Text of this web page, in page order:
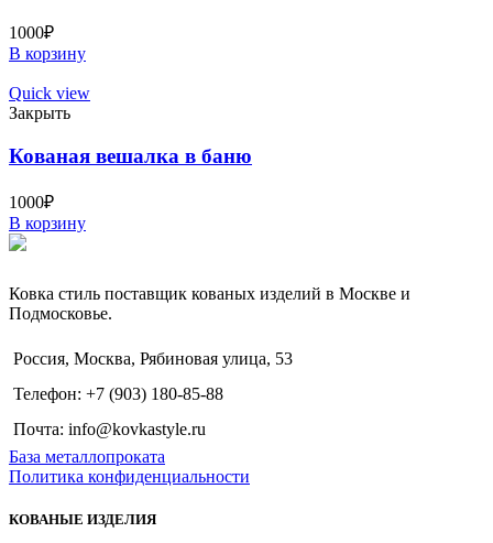
1000₽
В корзину
Quick view
Закрыть
Кованая вешалка в баню
1000₽
В корзину
Ковка стиль поставщик кованых изделий в Москве и
Подмосковье.
Россия, Москва, Рябиновая улица, 53
Телефон: +7 (903) 180-85-88
Почта: info@kovkastyle.ru
База металлопроката
Политика конфиденциальности
КОВАНЫЕ ИЗДЕЛИЯ